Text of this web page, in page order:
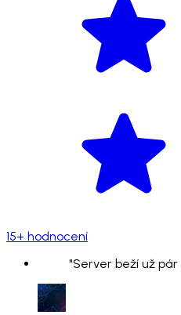
15+ hodnocení
"Server beží už